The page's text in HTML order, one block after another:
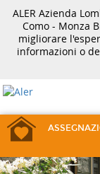
ALER Azienda
Como - Monza
migliorare
informazioni o